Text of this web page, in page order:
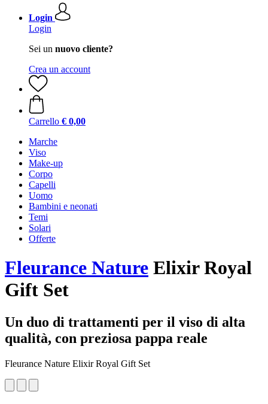
Login
Login
Sei un nuovo cliente?
Crea un account
Carrello € 0,00
Marche
Viso
Make-up
Corpo
Capelli
Uomo
Bambini e neonati
Temi
Solari
Offerte
Fleurance Nature Elixir Royal
Gift Set
Un duo di trattamenti per il viso di alta
qualità, con preziosa pappa reale
Fleurance Nature Elixir Royal Gift Set